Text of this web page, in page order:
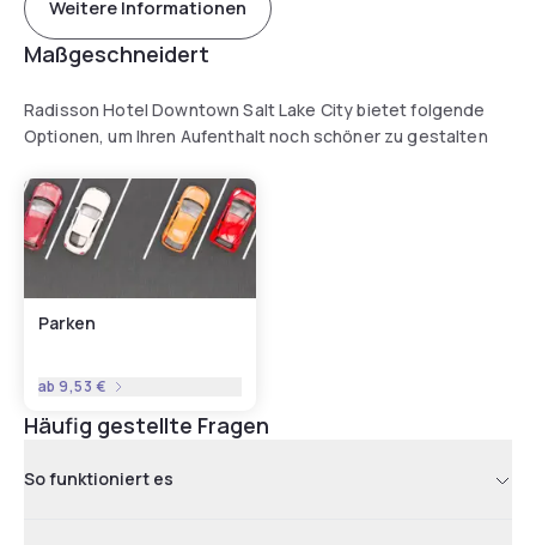
Weitere Informationen
Maßgeschneidert
Radisson Hotel Downtown Salt Lake City bietet folgende
Optionen, um Ihren Aufenthalt noch schöner zu gestalten
Parken
ab9,53 €
Häufig gestellte Fragen
So funktioniert es